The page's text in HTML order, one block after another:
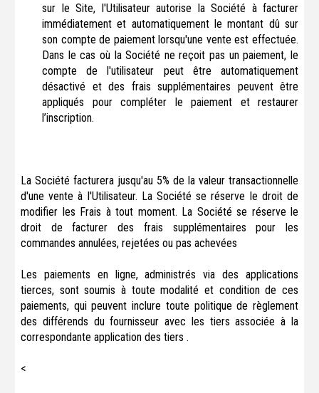
sur le Site, l'Utilisateur autorise la Société à facturer
immédiatement et automatiquement le montant dû sur
son compte de paiement lorsqu'une vente est effectuée.
Dans le cas où la Société ne reçoit pas un paiement, le
compte de l'utilisateur peut être automatiquement
désactivé et des frais supplémentaires peuvent être
appliqués pour compléter le paiement et restaurer
l’inscription.
La Société facturera jusqu'au 5% de la valeur transactionnelle
d'une vente à l'Utilisateur. La Société se réserve le droit de
modifier les Frais à tout moment. La Société se réserve le
droit de facturer des frais supplémentaires pour les
commandes annulées, rejetées ou pas achevées
Les paiements en ligne, administrés via des applications
tierces, sont soumis à toute modalité et condition de ces
paiements, qui peuvent inclure toute politique de règlement
des différends du fournisseur avec les tiers associée à la
correspondante application des tiers .
<